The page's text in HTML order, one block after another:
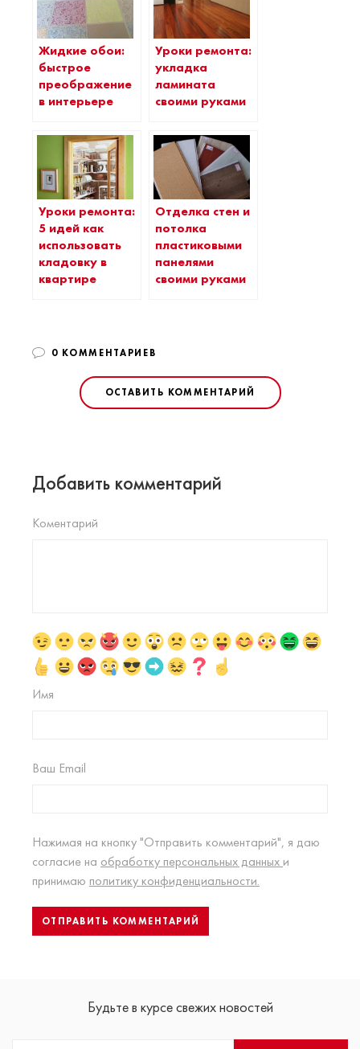
Жидкие обои:
быстрое
преображение
в интерьере
Уроки ремонта:
укладка
ламината
своими руками
Уроки ремонта:
5 идей как
использовать
кладовку в
квартире
Отделка стен и
потолка
пластиковыми
панелями
своими руками
0 КОММЕНТАРИЕВ
ОСТАВИТЬ КОММЕНТАРИЙ
Добавить комментарий
Коментарий
Имя
Ваш Email
Нажимая на кнопку "Отправить комментарий", я даю
согласие на обработку персональных данных и
принимаю политику конфиденциальности.
Будьте в курсе свежих новостей